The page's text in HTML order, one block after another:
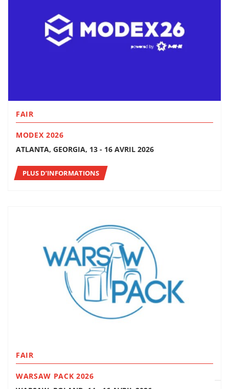
FAIR
MODEX 2026
ATLANTA, GEORGIA, 13 - 16 AVRIL 2026
PLUS D’INFORMATIONS
FAIR
WARSAW PACK 2026